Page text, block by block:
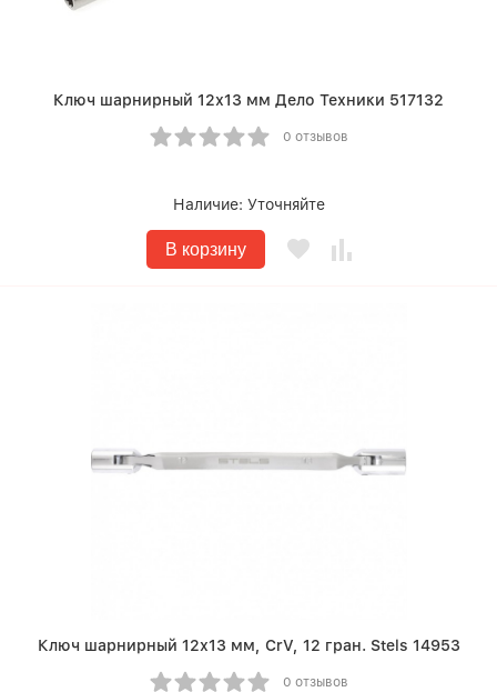
Ключ шарнирный 12х13 мм Дело Техники 517132
0 отзывов
Наличие: Уточняйте
В корзину
Ключ шарнирный 12х13 мм, CrV, 12 гран. Stels 14953
0 отзывов